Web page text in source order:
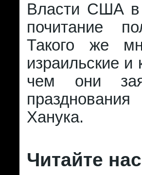
Власти США в
почитание
Такого же
израильские
чем они
Ханука.
Читайте